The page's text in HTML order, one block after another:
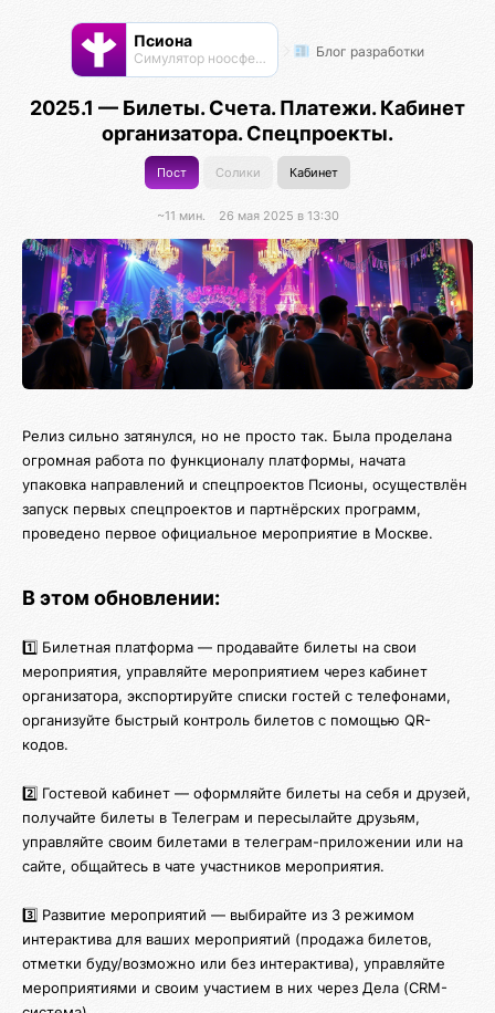
Псиона
Cимулятор ноосферы Блог разработки
2025.1 — Билеты. Счета. Платежи. Кабинет
организатора. Спецпроекты.
Пост Солики Кабинет
~11 мин. 26 мая 2025 в 13:30
Релиз сильно затянулся, но не просто так. Была проделана
огромная работа по функционалу платформы, начата
упаковка направлений и спецпроектов Псионы, осуществлён
запуск первых спецпроектов и партнёрских программ,
проведено первое официальное мероприятие в Москве.
В этом обновлении:
1️⃣ Билетная платформа — продавайте билеты на свои
мероприятия, управляйте мероприятием через кабинет
организатора, экспортируйте списки гостей с телефонами,
организуйте быстрый контроль билетов с помощью QR-
кодов.
2️⃣ Гостевой кабинет — оформляйте билеты на себя и друзей,
получайте билеты в Телеграм и пересылайте друзьям,
управляйте своим билетами в телеграм-приложении или на
сайте, общайтесь в чате участников мероприятия.
3️⃣ Развитие мероприятий — выбирайте из 3 режимом
интерактива для ваших мероприятий (продажа билетов,
отметки буду/возможно или без интерактива), управляйте
мероприятиями и своим участием в них через Дела (CRM-